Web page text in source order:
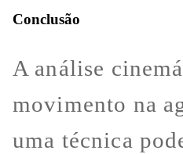
Conclusão
A análise
movimento na
uma técnica